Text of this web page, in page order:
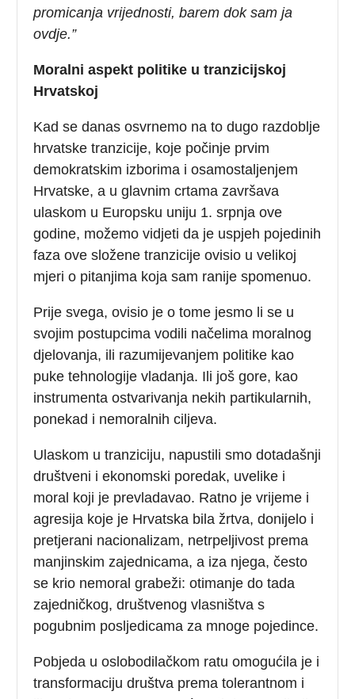
promicanja vrijednosti, barem dok sam ja
ovdje.”
Moralni aspekt politike u tranzicijskoj
Hrvatskoj
Kad se danas osvrnemo na to dugo razdoblje
hrvatske tranzicije, koje počinje prvim
demokratskim izborima i osamostaljenjem
Hrvatske, a u glavnim crtama završava
ulaskom u Europsku uniju 1. srpnja ove
godine, možemo vidjeti da je uspjeh pojedinih
faza ove složene tranzicije ovisio u velikoj
mjeri o pitanjima koja sam ranije spomenuo.
Prije svega, ovisio je o tome jesmo li se u
svojim postupcima vodili načelima moralnog
djelovanja, ili razumijevanjem politike kao
puke tehnologije vladanja. Ili još gore, kao
instrumenta ostvarivanja nekih partikularnih,
ponekad i nemoralnih ciljeva.
Ulaskom u tranziciju, napustili smo dotadašnji
društveni i ekonomski poredak, uvelike i
moral koji je prevladavao. Ratno je vrijeme i
agresija koje je Hrvatska bila žrtva, donijelo i
pretjerani nacionalizam, netrpeljivost prema
manjinskim zajednicama, a iza njega, često
se krio nemoral grabeži: otimanje do tada
zajedničkog, društvenog vlasništva s
pogubnim posljedicama za mnoge pojedince.
Pobjeda u oslobodilačkom ratu omogućila je i
transformaciju društva prema tolerantnom i